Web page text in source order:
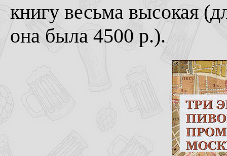
книгу весьма высокая
она была 4500 р.).